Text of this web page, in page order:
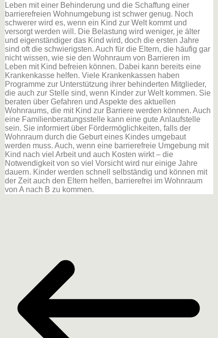
Leben mit einer Behinderung und die Schaffung einer
barrierefreien Wohnumgebung ist schwer genug. Noch
schwerer wird es, wenn ein Kind zur Welt kommt und
versorgt werden will. Die Belastung wird weniger, je älter
und eigenständiger das Kind wird, doch die ersten Jahre
sind oft die schwierigsten. Auch für die Eltern, die häufig gar
nicht wissen, wie sie den Wohnraum von Barrieren im
Leben mit Kind befreien können. Dabei kann bereits eine
Krankenkasse helfen. Viele Krankenkassen haben
Programme zur Unterstützung ihrer behinderten Mitglieder,
die auch zur Stelle sind, wenn Kinder zur Welt kommen. Sie
beraten über Gefahren und Aspekte des aktuellen
Wohnraums, die mit Kind zur Barriere werden können. Auch
eine Familienberatungsstelle kann eine gute Anlaufstelle
sein. Sie informiert über Fördermöglichkeiten, falls der
Wohnraum durch die Geburt eines Kindes umgebaut
werden muss. Auch, wenn eine barrierefreie Umgebung mit
Kind nach viel Arbeit und auch Kosten wirkt – die
Notwendigkeit von so viel Vorsicht wird nur einige Jahre
dauern. Kinder werden schnell selbständig und können mit
der Zeit auch den Eltern helfen, barrierefrei im Wohnraum
von A nach B zu kommen.